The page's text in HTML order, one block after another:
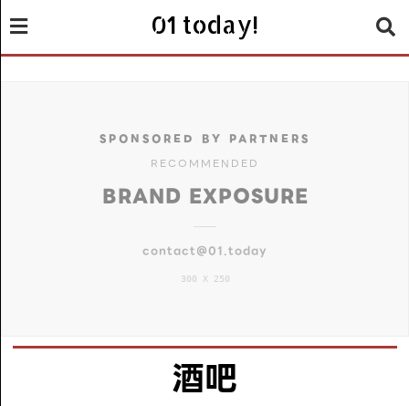
01 today!
SPONSORED BY PARTNERS
RECOMMENDED
BRAND EXPOSURE
contact@01.today
300 X 250
酒吧